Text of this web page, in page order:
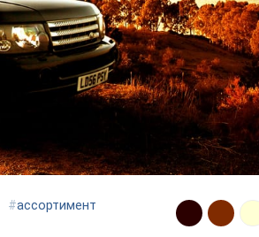
#ассортимент